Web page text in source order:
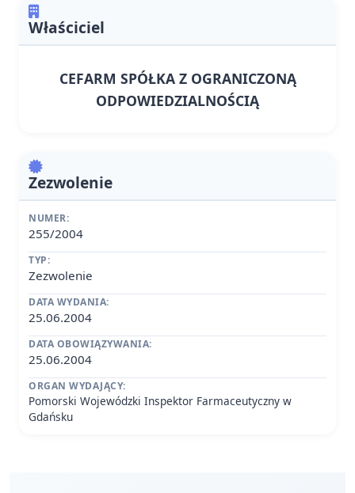
Właściciel
CEFARM SPÓŁKA Z OGRANICZONĄ
ODPOWIEDZIALNOŚCIĄ
Zezwolenie
NUMER:
255/2004
TYP:
Zezwolenie
DATA WYDANIA:
25.06.2004
DATA OBOWIĄZYWANIA:
25.06.2004
ORGAN WYDAJĄCY:
Pomorski Wojewódzki Inspektor Farmaceutyczny w
Gdańsku